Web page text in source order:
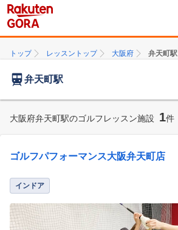
トップ レッスントップ 大阪府 弁天町駅
弁天町駅
大阪府弁天町駅のゴルフレッスン施設 1件
ゴルフパフォーマンス大阪弁天町店
インドア